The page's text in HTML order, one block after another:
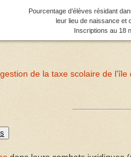
Pourcentage d’élèves résidant
leur lieu de naissance et
Inscriptions au 18
de la taxe scolaire de l'île